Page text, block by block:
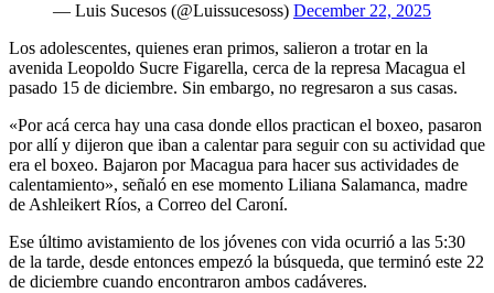
— Luis Sucesos (@Luissucesoss) December 22, 2025
Los adolescentes, quienes eran primos, salieron a trotar en la
avenida Leopoldo Sucre Figarella, cerca de la represa Macagua el
pasado 15 de diciembre. Sin embargo, no regresaron a sus casas.
«Por acá cerca hay una casa donde ellos practican el boxeo, pasaron
por allí y dijeron que iban a calentar para seguir con su actividad que
era el boxeo. Bajaron por Macagua para hacer sus actividades de
calentamiento», señaló en ese momento Liliana Salamanca, madre
de Ashleikert Ríos, a Correo del Caroní.
Ese último avistamiento de los jóvenes con vida ocurrió a las 5:30
de la tarde, desde entonces empezó la búsqueda, que terminó este 22
de diciembre cuando encontraron ambos cadáveres.